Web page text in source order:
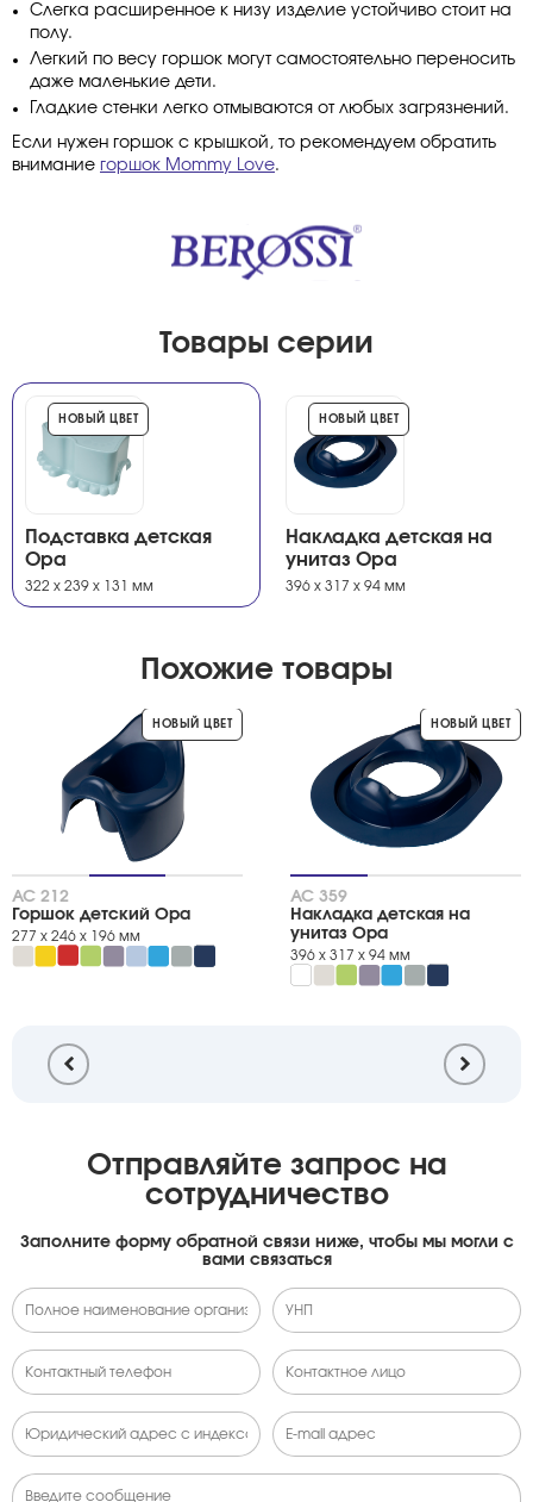
Слегка расширенное к низу изделие устойчиво стоит на
полу.
Легкий по весу горшок могут самостоятельно переносить
даже маленькие дети.
Гладкие стенки легко отмываются от любых загрязнений.
Если нужен горшок с крышкой, то рекомендуем обратить
внимание горшок Mommy Love.
Товары серии
НОВЫЙ ЦВЕТ
Подставка детская
Opa
322 x 239 x 131 мм
НОВЫЙ ЦВЕТ
Накладка детская на
унитаз Opa
396 х 317 х 94 мм
Похожие товары
НОВЫЙ ЦВЕТ
АС 212
Горшок детский Opa
277 х 246 х 196 мм
НОВЫЙ ЦВЕТ
АС 359
Накладка детская на
унитаз Opa
396 х 317 х 94 мм
Отправляйте запрос на
сотрудничество
Заполните форму обратной связи ниже, чтобы мы могли с
вами связаться